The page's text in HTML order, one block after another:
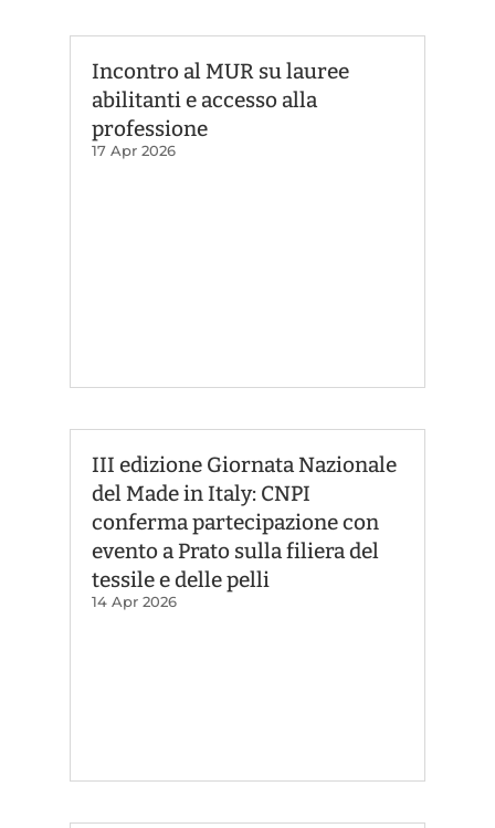
Incontro al MUR su lauree
abilitanti e accesso alla
professione
17 Apr 2026
III edizione Giornata Nazionale
del Made in Italy: CNPI
conferma partecipazione con
evento a Prato sulla filiera del
tessile e delle pelli
14 Apr 2026